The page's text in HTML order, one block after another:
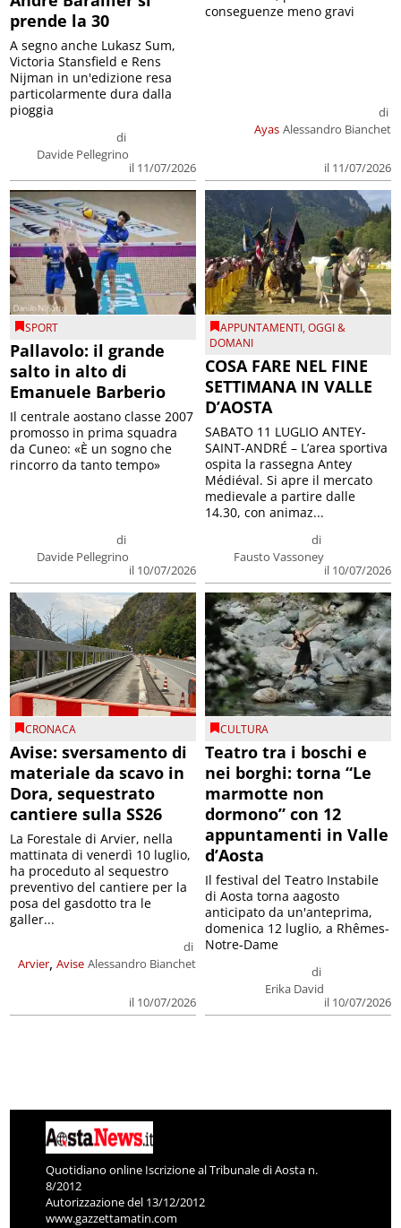
prende la 30
di
Davide Pellegrino
il 11/07/2026
A segno anche Lukasz Sum,
Victoria Stansfield e Rens
Nijman in un'edizione resa
particolarmente dura dalla
pioggia
Ayas
di
Alessandro Bianchet
il 11/07/2026
conseguenze meno gravi
SPORT
Pallavolo: il grande
salto in alto di
Emanuele Barberio
di
Davide Pellegrino
il 10/07/2026
Il centrale aostano classe 2007
promosso in prima squadra
da Cuneo: «È un sogno che
rincorro da tanto tempo»
APPUNTAMENTI,OGGI &
DOMANI
COSA FARE NEL FINE
SETTIMANA IN VALLE
D’AOSTA
di
Fausto Vassoney
il 10/07/2026
SABATO 11 LUGLIO ANTEY-
SAINT-ANDRÉ – L’area sportiva
ospita la rassegna Antey
Médiéval. Si apre il mercato
medievale a partire dalle
14.30, con animaz...
CRONACA
Avise: sversamento di
materiale da scavo in
Dora, sequestrato
cantiere sulla SS26
Arvier, Avise
di
Alessandro Bianchet
il 10/07/2026
La Forestale di Arvier, nella
mattinata di venerdì 10 luglio,
ha proceduto al sequestro
preventivo del cantiere per la
posa del gasdotto tra le
galler...
CULTURA
Teatro tra i boschi e
nei borghi: torna “Le
marmotte non
dormono” con 12
appuntamenti in Valle
d’Aosta
di
Erika David
il 10/07/2026
Il festival del Teatro Instabile
di Aosta torna aagosto
anticipato da un'anteprima,
domenica 12 luglio, a Rhêmes-
Notre-Dame
Quotidiano online Iscrizione al Tribunale di Aosta n.
8/2012
Autorizzazione del 13/12/2012
www.gazzettamatin.com